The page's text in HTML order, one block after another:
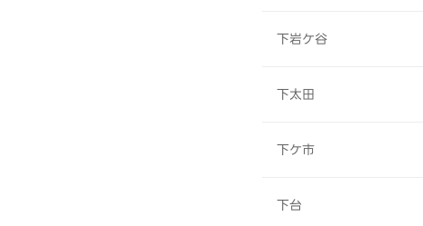
下岩ケ谷
下太田
下ケ市
下台